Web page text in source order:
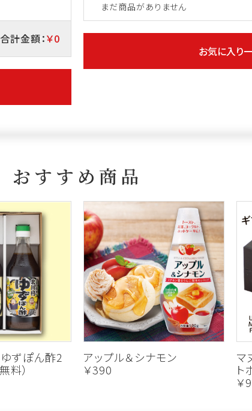
合計金額：￥0
まだ商品がありません
お気に入り
おすすめ商品
ゆずぽん酢2
料）
アップル＆シナモン
￥390
マ
ト
￥